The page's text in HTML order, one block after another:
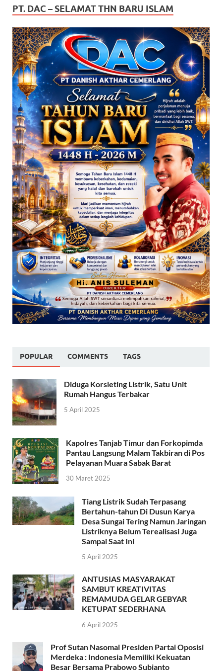
PT. DAC – SELAMAT THN BARU ISLAM
POPULAR COMMENTS TAGS
Diduga Korsleting Listrik, Satu Unit
Rumah Hangus Terbakar
5 April 2025
Kapolres Tanjab Timur dan Forkopimda
Pantau Langsung Malam Takbiran di Pos
Pelayanan Muara Sabak Barat
30 Maret 2025
Tiang Listrik Sudah Terpasang
Bertahun-tahun Di Dusun Karya
Desa Sungai Tering Namun Jaringan
Listriknya Belum Terealisasi Juga
Sampai Saat Ini
5 April 2025
ANTUSIAS MASYARAKAT
SAMBUT KREATIVITAS
REMAMUDA GELAR GEBYAR
KETUPAT SEDERHANA
6 April 2025
Prof Sutan Nasomal Presiden Partai Oposisi
Merdeka : Indonesia Memiliki Kekuatan
Besar Bersama Prabowo Subianto